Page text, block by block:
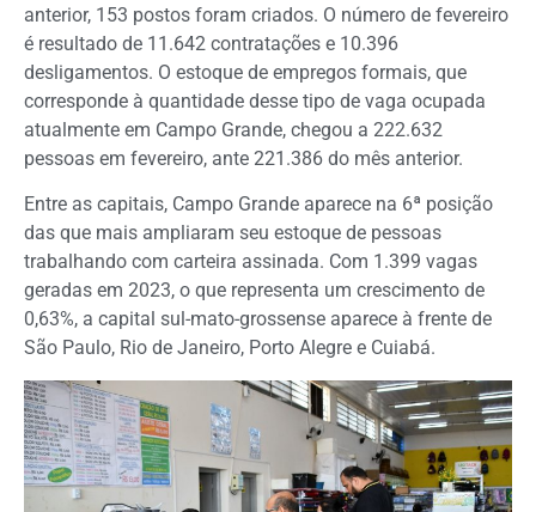
anterior, 153 postos foram criados. O número de fevereiro
é resultado de 11.642 contratações e 10.396
desligamentos. O estoque de empregos formais, que
corresponde à quantidade desse tipo de vaga ocupada
atualmente em Campo Grande, chegou a 222.632
pessoas em fevereiro, ante 221.386 do mês anterior.
Entre as capitais, Campo Grande aparece na 6ª posição
das que mais ampliaram seu estoque de pessoas
trabalhando com carteira assinada. Com 1.399 vagas
geradas em 2023, o que representa um crescimento de
0,63%, a capital sul-mato-grossense aparece à frente de
São Paulo, Rio de Janeiro, Porto Alegre e Cuiabá.